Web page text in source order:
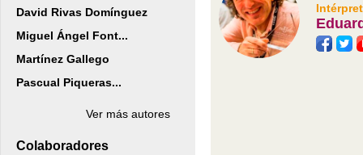
David Rivas Domínguez
Miguel Ángel Font...
Martínez Gallego
Pascual Piqueras...
Ver más autores
Colaboradores